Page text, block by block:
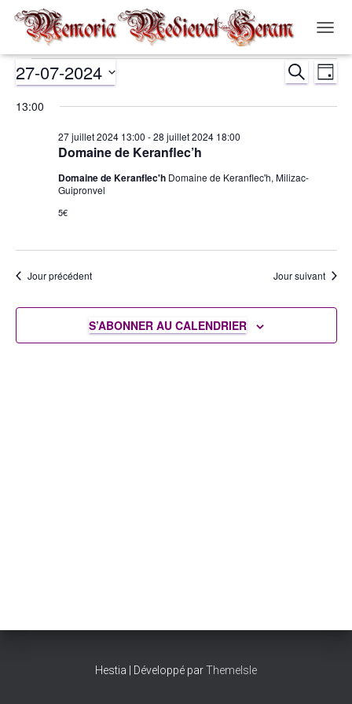
LA
Évènements
for
juillet
et
de
de
JOUR
27-07-2024
une
13:00
Domaine de Keranflec’h
27 juillet 2024 13:00 -28 juillet 2024 18:00
Domaine de Keranflec'h Domaine de Keranflec'h, Milizac-
Guipronvel
5€
Jour précédent Jour suivant
S’ABONNER AU CALENDRIER
Hestia | Développé parThemeIsle